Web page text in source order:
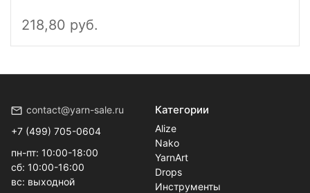
218,80 руб.
contact@yarn-sale.ru
+7 (499) 705-0604
пн-пт: 10:00-18:00
сб: 10:00-16:00
вс: выходной
Категории
Alize
Nako
YarnArt
Drops
Инструменты